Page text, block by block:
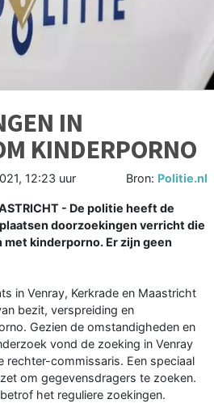
IN
KINDERPORNO
12:23 uur Bron: Politie.nl
- De politie heeft de
doorzoekingen verricht die
kinderporno. Er zijn geen
in Venray, Kerkrade en Maastricht
bezit, verspreiding en
Gezien de omstandigheden en
vond de zoeking in Venray
rechter-commissaris. Een speciaal
om gegevensdragers te zoeken.
het reguliere zoekingen.